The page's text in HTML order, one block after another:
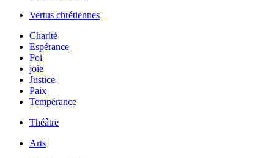
Vertus chrétiennes
Charité
Espérance
Foi
joie
Justice
Paix
Tempérance
Théâtre
Arts